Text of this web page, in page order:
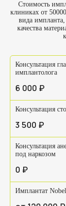
Стоимость
клиниках от
вида
качества
Консультация
имплантолога
6 000 ₽
Консультация
3 500 ₽
Консультация
под наркозом
0 ₽
Имплантат